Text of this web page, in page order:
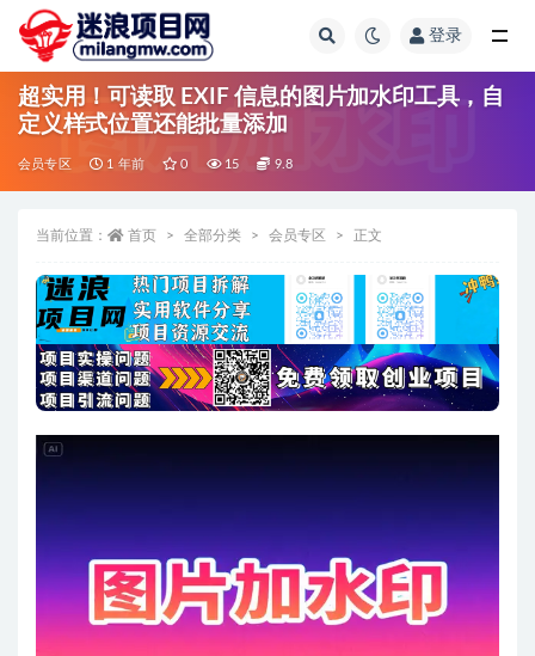
登录
超实用！可读取 EXIF 信息的图片加水印工具，自
定义样式位置还能批量添加
会员专区 1 年前 0 15 9.8
当前位置： 首页 全部分类 会员专区 正文
全部